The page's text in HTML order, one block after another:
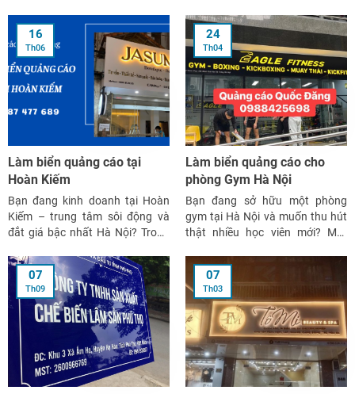
Làm biển quảng cáo tại
Hoàn Kiếm
16
Th06
Bạn đang kinh doanh tại Hoàn
Kiếm – trung tâm sôi động và
đắt giá bậc nhất Hà Nội? Trong
cạnh tranh khốc liệt, một tấm
biển quảng cáo đẹp – đúng
ngành nghề – nổi bật giữa đám
đông chính là […]
Làm biển quảng cáo cho
phòng Gym Hà Nội
24
Th04
Bạn đang sở hữu một phòng
gym tại Hà Nội và muốn thu hút
thật nhiều học viên mới? Một
chuyên nghiệp chính là bước đi
đầu tiên để định vị thương hiệu
mạnh mẽ. Cùng tìm hiểu lý do vì
sao […]
07
Th09
07
Th03